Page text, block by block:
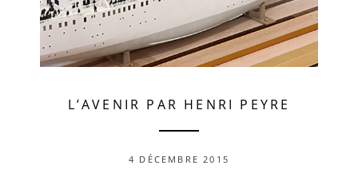
L’AVENIR PAR HENRI PEYRE
4 DÉCEMBRE 2015